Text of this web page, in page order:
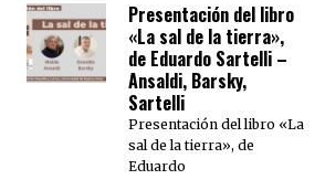
Presentación del libro
«La sal de la tierra»,
de Eduardo Sartelli –
Ansaldi, Barsky,
Sartelli
Presentación del libro «La
sal de la tierra», de
Eduardo